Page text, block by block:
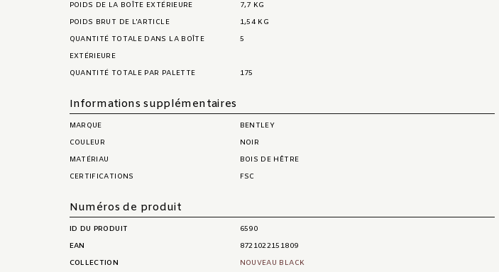
POIDS DE LA BOÎTE EXTÉRIEURE
7,7 KG
POIDS BRUT DE L'ARTICLE
1,54 KG
QUANTITÉ TOTALE DANS LA BOÎTE
EXTÉRIEURE
5
QUANTITÉ TOTALE PAR PALETTE 175
Informations supplémentaires
MARQUE
BENTLEY
COULEUR
NOIR
MATÉRIAU
BOIS DE HÊTRE
CERTIFICATIONS
FSC
Numéros de produit
ID DU PRODUIT
6590
EAN
8721022151809
COLLECTION
NOUVEAU BLACK